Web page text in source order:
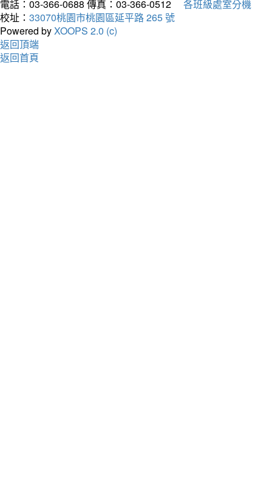
電話：03-366-0688 傳真：03-366-0512
各班級處室分機
校址： 33070桃園市桃園區延平路 265 號
Powered byXOOPS 2.0 (c)
返回頂端
返回首頁